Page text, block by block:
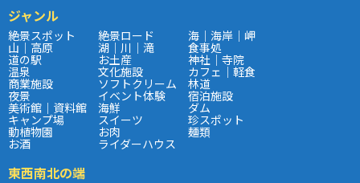
ジャンル
絶景スポット 絶景ロード 海｜海岸｜岬
山｜高原 湖｜川｜滝 食事処
道の駅 お土産 神社｜寺院
温泉 文化施設 カフェ｜軽食
商業施設 ソフトクリーム 林道
夜景 イベント体験 宿泊施設
美術館｜資料館 海鮮 ダム
キャンプ場 スイーツ 珍スポット
動植物園 お肉 麺類
お酒 ライダーハウス
東西南北の端